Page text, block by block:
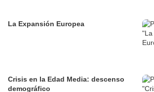
La Expansión Europea
Crisis en la Edad Media: descenso
demográfico